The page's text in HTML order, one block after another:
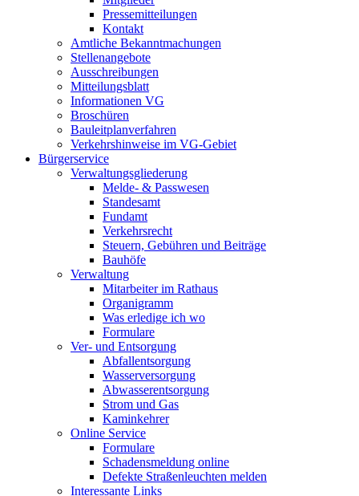
Pressemitteilungen
Kontakt
Amtliche Bekanntmachungen
Stellenangebote
Ausschreibungen
Mitteilungsblatt
Informationen VG
Broschüren
Bauleitplanverfahren
Verkehrshinweise im VG-Gebiet
Bürgerservice
Verwaltungsgliederung
Melde- & Passwesen
Standesamt
Fundamt
Verkehrsrecht
Steuern, Gebühren und Beiträge
Bauhöfe
Verwaltung
Mitarbeiter im Rathaus
Organigramm
Was erledige ich wo
Formulare
Ver- und Entsorgung
Abfallentsorgung
Wasserversorgung
Abwasserentsorgung
Strom und Gas
Kaminkehrer
Online Service
Formulare
Schadensmeldung online
Defekte Straßenleuchten melden
Interessante Links